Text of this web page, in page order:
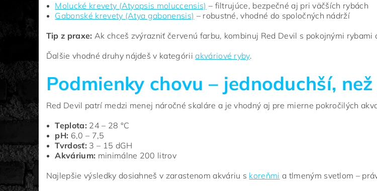
Molucké krevety (Atyopsis moluccensis) – filtrujúce, bezpečné aj pri väčších rybách
Gabonské krevety (Atya gabonensis) – robustné, vhodné do spoločných nádrží
Tip z praxe: Ak chceš zvýrazniť červenú farbu, kombinuj Red Devil s pokojnými
Ďalšie vhodné druhy nájdeš v kategóriiakváriové ryby.
Podmienky chovu – jednoduchší,
Red Devil patrí medzi menej náročné skaláre a je vhodný aj pre mierne pokročilých
Teplota: 24 – 28 °C
pH: 6,0 – 7,5
Tvrdosť: 3 – 15 dGH
Akvárium: minimálne 200 litrov
Najlepšie výsledky dosiahneš v zarastenom akváriu s koreňmi a tlmeným svetlom –